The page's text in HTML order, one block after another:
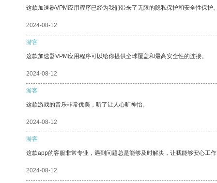
这款加速器VPM应用程序已经为我们带来了无限的隐私保护和安全性保护
2024-08-12
游客
这款加速器VPM应用程序可以给你提供全球覆盖和最高安全性的连接。
2024-08-12
游客
这款游戏的音乐非常优美，听了让人心旷神怡。
2024-08-12
游客
这款app的客服非常专业，遇到问题总是能够及时解决，让我能够安心工
2024-08-12